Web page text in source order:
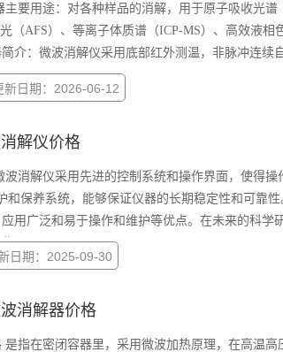
光（AFS）、等离子体质谱（ICP-MS）、高效液
介：微波消解仪采用底部红外测温，非脉冲连续
新日期：2026-06-12
解仪价格
和保养系统，能够保证仪器的长期稳定性和可靠性
用广泛和易于操作和维护等优点。在未来的科学
用。
日期：2025-09-30
消解器价格